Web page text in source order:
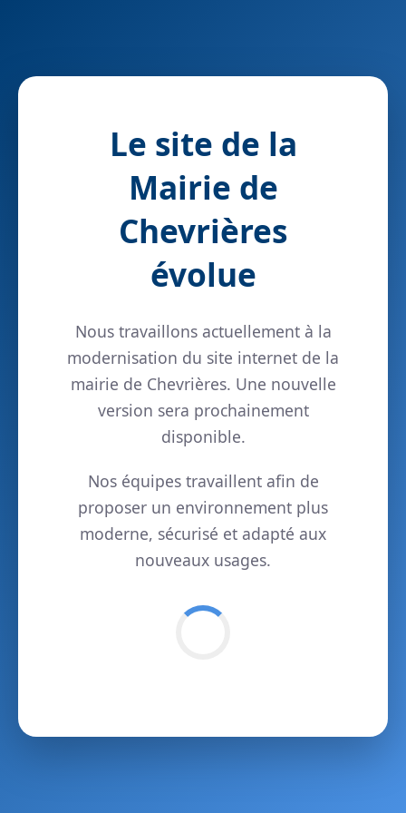
Le site de la
Mairie de
Chevrières
évolue
Nous travaillons actuellement à la
modernisation du site internet de la
mairie de Chevrières. Une nouvelle
version sera prochainement
disponible.
Nos équipes travaillent afin de
proposer un environnement plus
moderne, sécurisé et adapté aux
nouveaux usages.